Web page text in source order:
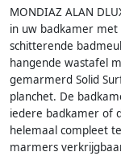
MONDIAZ ALAN
in uw badkamer met
schitterende
hangende wastafel
gemarmerd Solid
planchet. De
iedere badkamer of
helemaal compleet
marmers